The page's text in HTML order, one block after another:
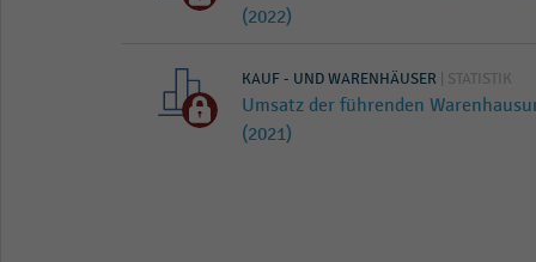
(2022)
KAUF - UND WARENHÄUSER | STATISTIK
Umsatz der führenden
(2021)